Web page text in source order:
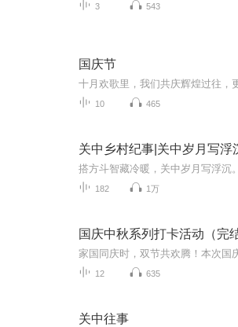
3 543
国庆节
10 465
关中乡村纪事|关中岁月写浮
182 1万
国庆中秋系列打卡活动（完
12 635
关中往事